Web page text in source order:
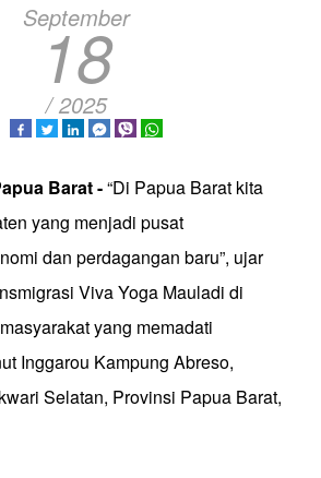
September
18
/ 2025
Barat -“Di Papua Barat kita
yang menjadi pusat
dan perdagangan baru”, ujar
Viva Yoga Mauladi di
yang memadati
Inggarou Kampung Abreso,
Selatan, Provinsi Papua Barat,